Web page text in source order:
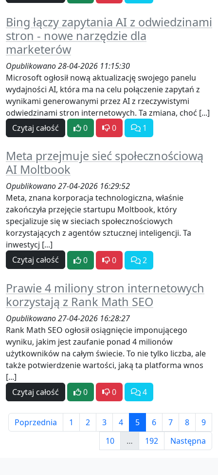
Bing łączy zapytania AI z odwiedzinami
stron - nowe narzędzie dla
marketerów
Opublikowano 28-04-2026 11:15:30
Microsoft ogłosił nową aktualizację swojego panelu
wydajności AI, która ma na celu połączenie zapytań z
wynikami generowanymi przez AI z rzeczywistymi
odwiedzinami stron internetowych. Ta zmiana, choć [...]
Czytaj całość
0 0 1
Meta przejmuje sieć społecznościową
AI Moltbook
Opublikowano 27-04-2026 16:29:52
Meta, znana korporacja technologiczna, właśnie
zakończyła przejęcie startupu Moltbook, który
specjalizuje się w sieciach społecznościowych
korzystających z agentów sztucznej inteligencji. Ta
inwestycj [...]
Czytaj całość
0 0 2
Prawie 4 miliony stron internetowych
korzystają z Rank Math SEO
Opublikowano 27-04-2026 16:28:27
Rank Math SEO ogłosił osiągnięcie imponującego
wyniku, jakim jest zaufanie ponad 4 milionów
użytkowników na całym świecie. To nie tylko liczba, ale
także potwierdzenie wartości, jaką ta platforma wnos
[...]
Czytaj całość
0 0 4
Poprzednia 1 2 3 4 5 6 7 8
9
10
… 192 Następna